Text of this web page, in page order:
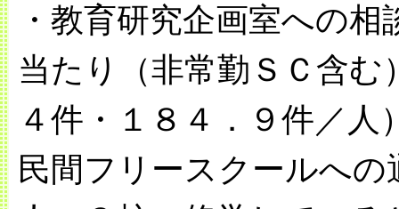
・教育研究企画室への
当たり（非常勤ＳＣ含む
４件・１８４．９件／人
民間フリースクールへ